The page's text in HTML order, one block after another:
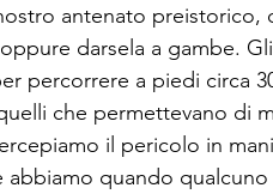
antenato preistorico,
oppure darsela a gambe.
percorrere a piedi circa
che permettevano di
il pericolo in
abbiamo quando